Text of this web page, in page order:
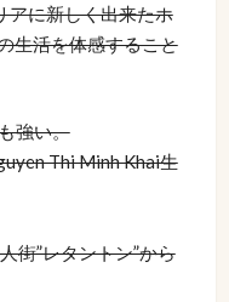
アに新しく出来たホ
生活を体感すること
強い。
Thi Minh Khai生
街”レタントン”から